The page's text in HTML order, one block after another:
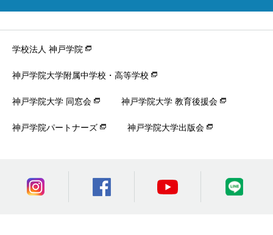
学校法人 神戸学院
神戸学院大学附属中学校・高等学校
神戸学院大学 同窓会 神戸学院大学 教育後援会
神戸学院パートナーズ 神戸学院大学出版会